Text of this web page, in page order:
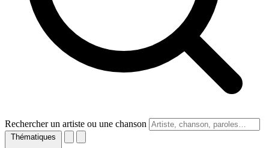
Rechercher un artiste ou une chanson
Thématiques